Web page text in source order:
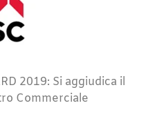
2019: Si aggiudica il
Commerciale